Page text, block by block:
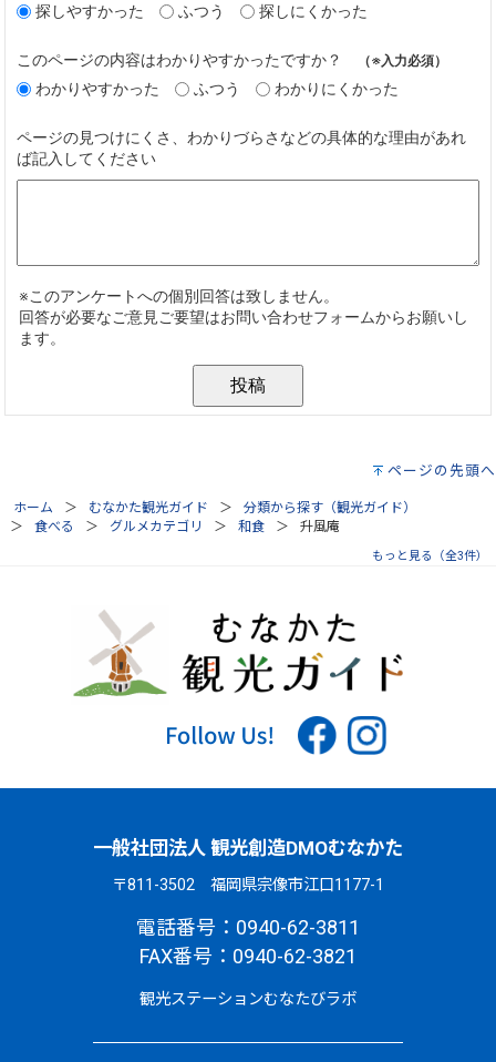
ページの先頭へ
ホーム むなかた観光ガイド
分類から探す（観光ガイド）
食べる
グルメカテゴリ 和食 升風庵
もっと見る（全3件）
一般社団法人 観光創造DMOむなかた
〒811-3502 福岡県宗像市江口1177-1
電話番号：0940-62-3811
FAX番号：0940-62-3821
観光ステーションむなたびラボ